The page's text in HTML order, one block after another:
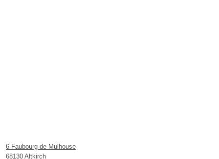
6 Faubourg de Mulhouse
68130 Altkirch